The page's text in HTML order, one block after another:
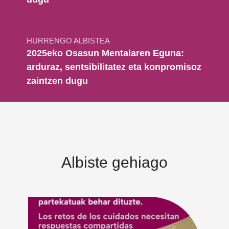
HURRENGO ALBISTEA
2025eko Osasun Mentalaren Eguna:
arduraz, sentsibilitatez eta konpromisoz
zaintzen dugu
Albiste gehiago